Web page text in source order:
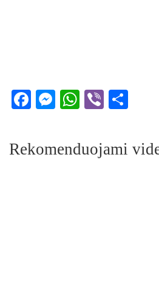
Facebook
Messenger
WhatsApp
Viber
Rekomenduojami